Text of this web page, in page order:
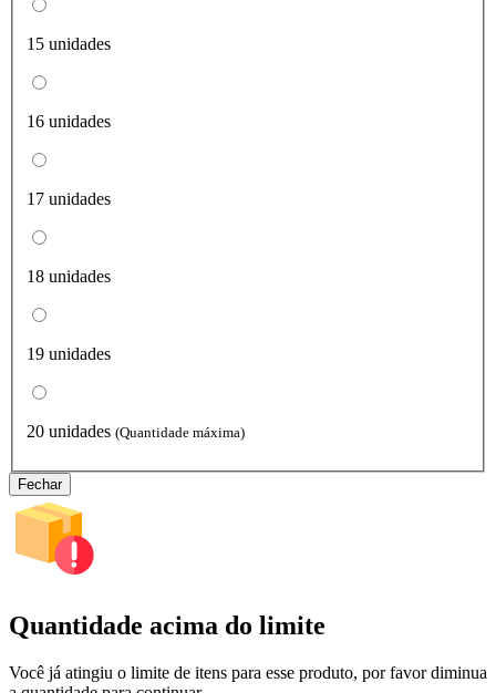
15 unidades
16 unidades
17 unidades
18 unidades
19 unidades
20 unidades (Quantidade máxima)
Fechar
Quantidade acima do limite
Você já atingiu o limite de itens para esse produto, por favor diminua